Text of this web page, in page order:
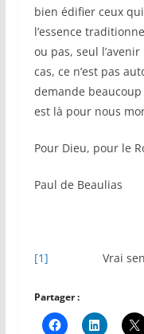
bien édifier ceux
l’essence
ou pas, seul
cas, ce n’est pas
demande beaucoup
est là pour nous
Pour Dieu, pour le
Paul de Beaulias
[1] Vrai sens du
Partager :